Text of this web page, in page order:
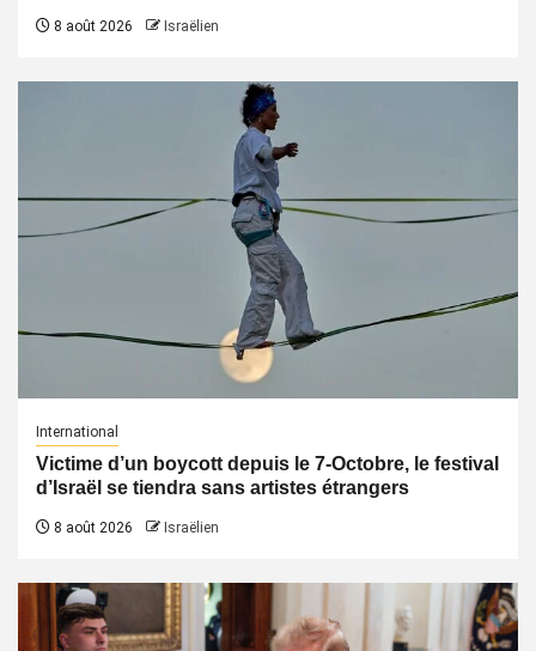
8 août 2026 Israëlien
International
Victime d’un boycott depuis le 7-Octobre, le festival
d’Israël se tiendra sans artistes étrangers
8 août 2026 Israëlien